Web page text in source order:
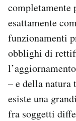
completamente
esattamente
funzionamenti
obblighi di
– e della
esiste una
fra soggetti